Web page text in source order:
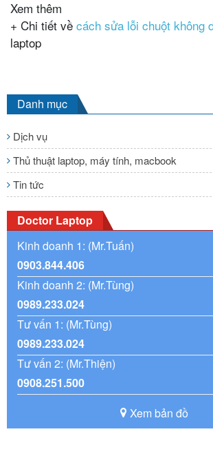
Xem thêm
+ Chi tiết về cách sửa lỗi chuột không
laptop
Danh mục
Dịch vụ
Thủ thuật laptop, máy tính, macbook
Tin tức
Doctor Laptop
Kinh doanh 1: (Mr.Tuấn)
0903.844.406
Kinh doanh 2: (Mr.Tùng)
0989.233.024
Tư vấn 1: (Mr.Tùng)
0989.233.024
Tư vấn 2: (Mr.Thiện)
0908.251.500
Xem bản đồ